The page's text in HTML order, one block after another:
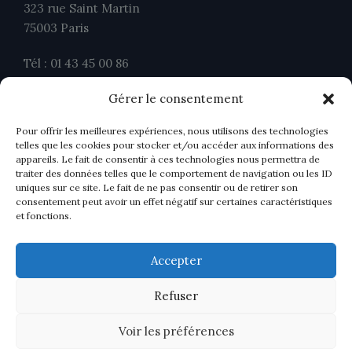
Gérer le consentement
Pour offrir les meilleures expériences, nous utilisons des technologies
telles que les cookies pour stocker et/ou accéder aux informations des
appareils. Le fait de consentir à ces technologies nous permettra de
traiter des données telles que le comportement de navigation ou les ID
uniques sur ce site. Le fait de ne pas consentir ou de retirer son
consentement peut avoir un effet négatif sur certaines caractéristiques
et fonctions.
Accepter
Refuser
Voir les préférences
323 rue Saint Martin
75003 Paris
Tél : 01 43 45 00 86
contact@ahavocats.fr